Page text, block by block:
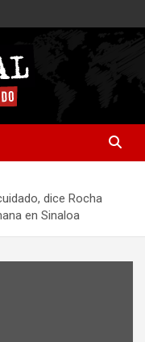
dice Rocha
en Sinaloa